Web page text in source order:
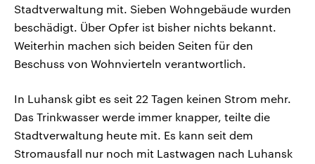
Stadtverwaltung mit. Sieben Wohngebäude wurden
beschädigt. Über Opfer ist bisher nichts bekannt.
Weiterhin machen sich beiden Seiten für den
Beschuss von Wohnvierteln verantwortlich.
In Luhansk gibt es seit 22 Tagen keinen Strom mehr.
Das Trinkwasser werde immer knapper, teilte die
Stadtverwaltung heute mit. Es kann seit dem
Stromausfall nur noch mit Lastwagen nach Luhansk